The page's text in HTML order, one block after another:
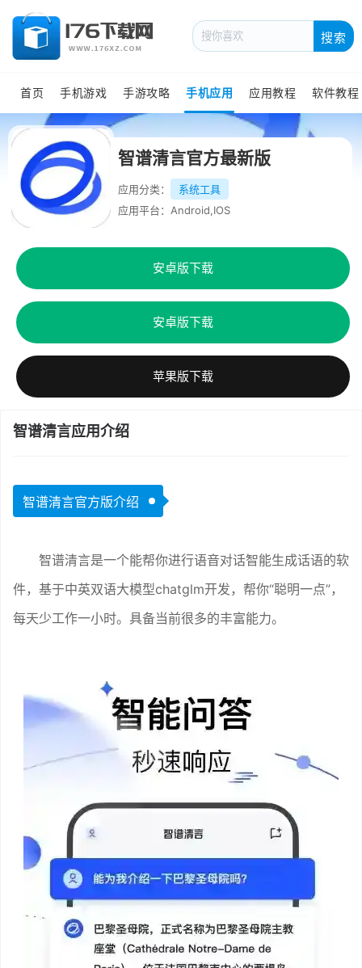
搜索
首页 手机游戏 手游攻略 手机应用 应用教程 软件教程
智谱清言官方最新版
应用分类：
系统工具
应用平台：Android,IOS
安卓版下载
安卓版下载
苹果版下载
智谱清言应用介绍
智谱清言官方版介绍
智谱清言是一个能帮你进行语音对话智能生成话语的软
件，基于中英双语大模型chatglm开发，帮你“聪明一点”，
每天少工作一小时。具备当前很多的丰富能力。